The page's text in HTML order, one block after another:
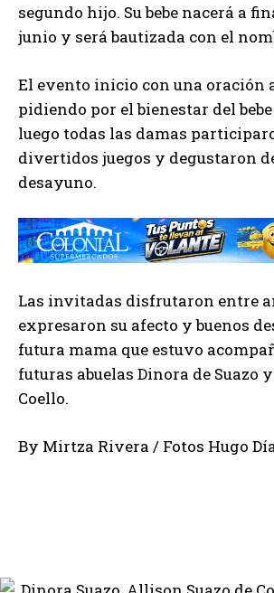
segundo hijo. Su bebe nacerá a
junio y será bautizada con el
El evento inicio con una oración
pidiendo por el bienestar del
luego todas las damas
divertidos juegos y degustaron
desayuno.
Las invitadas disfrutaron entre
expresaron su afecto y buenos
futura mama que estuvo
futuras abuelas Dinora de Suazo
Coello.
By Mirtza Rivera / Fotos Hugo